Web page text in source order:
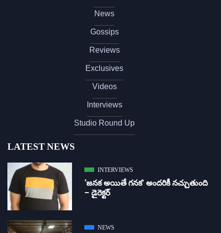
News
Gossips
Reviews
Exclusives
Videos
Interviews
Studio Round Up
LATEST NEWS
INTERVIEWS
‘జ‌న‌క అయితే గ‌న‌క‌’ అందరికీ నచ్చుతుంది
– డైరెక్ట‌ర్
NEWS